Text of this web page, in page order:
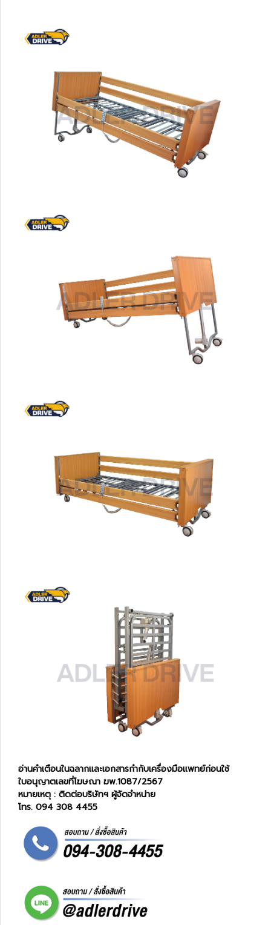
อ่านคำเตือนในฉลากและเอกสารกำกับเครื่องมือแพทย์ก่อนใช้
ใบอนุญาตเลขที่โฆษณา ฆพ.1087/2567
หมายเหตุ : ติดต่อบริษัทฯ ผู้จัดจำหน่าย
โทร. 094 308 4455